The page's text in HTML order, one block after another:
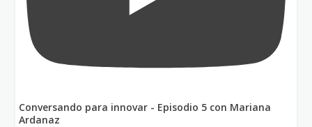
Conversando para innovar - Episodio 5 con Mariana
Ardanaz